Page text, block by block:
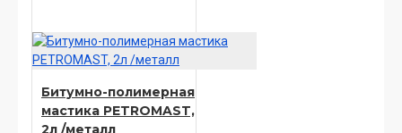
Битумно-полимерная
мастика PETROMAST,
2л /металл